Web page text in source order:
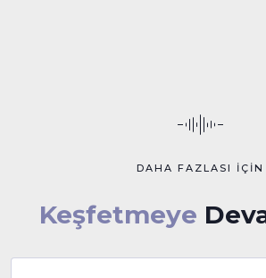
DAHA FAZLASI İÇİN
Keşfetmeye